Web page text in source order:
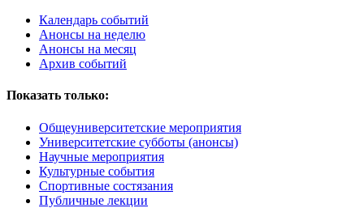
Календарь событий
Анонсы на неделю
Анонсы на месяц
Архив событий
Показать только:
Общеуниверситетские мероприятия
Университетские субботы (анонсы)
Научные мероприятия
Культурные события
Спортивные состязания
Публичные лекции